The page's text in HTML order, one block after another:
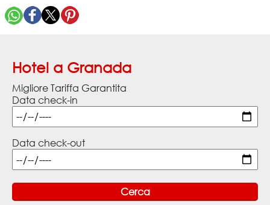
Hotel a Granada
Migliore Tariffa Garantita
Data check-in
Data check-out